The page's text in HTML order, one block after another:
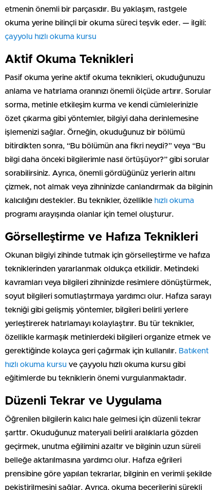
etmenin önemli bir parçasıdır. Bu yaklaşım, rastgele
okuma yerine bilinçli bir okuma süreci teşvik eder. — ilgili:
çayyolu hızlı okuma kursu
Aktif Okuma Teknikleri
Pasif okuma yerine aktif okuma teknikleri, okuduğunuzu
anlama ve hatırlama oranınızı önemli ölçüde artırır. Sorular
sorma, metinle etkileşim kurma ve kendi cümlelerinizle
özet çıkarma gibi yöntemler, bilgiyi daha derinlemesine
işlemenizi sağlar. Örneğin, okuduğunuz bir bölümü
bitirdikten sonra, “Bu bölümün ana fikri neydi?” veya “Bu
bilgi daha önceki bilgilerimle nasıl örtüşüyor?” gibi sorular
sorabilirsiniz. Ayrıca, önemli gördüğünüz yerlerin altını
çizmek, not almak veya zihninizde canlandırmak da bilginin
kalıcılığını destekler. Bu teknikler, özellikle hızlı okuma
programı arayışında olanlar için temel oluşturur.
Görselleştirme ve Hafıza Teknikleri
Okunan bilgiyi zihinde tutmak için görselleştirme ve hafıza
tekniklerinden yararlanmak oldukça etkilidir. Metindeki
kavramları veya bilgileri zihninizde resimlere dönüştürmek,
soyut bilgileri somutlaştırmaya yardımcı olur. Hafıza sarayı
tekniği gibi gelişmiş yöntemler, bilgileri belirli yerlere
yerleştirerek hatırlamayı kolaylaştırır. Bu tür teknikler,
özellikle karmaşık metinlerdeki bilgileri organize etmek ve
gerektiğinde kolayca geri çağırmak için kullanılır. Batıkent
hızlı okuma kursu ve çayyolu hızlı okuma kursu gibi
eğitimlerde bu tekniklerin önemi vurgulanmaktadır.
Düzenli Tekrar ve Uygulama
Öğrenilen bilgilerin kalıcı hale gelmesi için düzenli tekrar
şarttır. Okuduğunuz materyali belirli aralıklarla gözden
geçirmek, unutma eğilimini azaltır ve bilginin uzun süreli
belleğe aktarılmasına yardımcı olur. Hafıza eğrileri
prensibine göre yapılan tekrarlar, bilginin en verimli şekilde
pekiştirilmesini sağlar. Ayrıca, okuma becerilerini sürekli